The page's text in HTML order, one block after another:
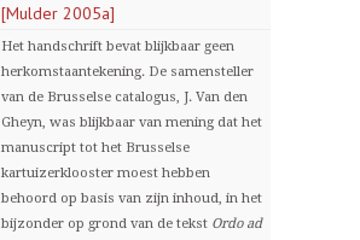
[Mulder 2005a]
Het handschrift bevat blijkbaar geen
herkomstaantekening. De samensteller
van de Brusselse catalogus, J. Van den
Gheyn, was blijkbaar van mening dat het
manuscript tot het Brusselse
kartuizerklooster moest hebben
behoord op basis van zijn inhoud, in het
bijzonder op grond van de tekst Ordo ad